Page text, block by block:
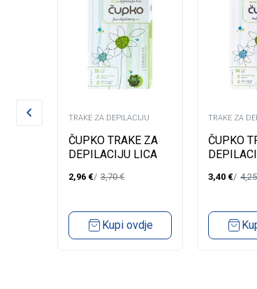
TRAKE ZA DEPILACIJU
ČUPKO TRAKE ZA
DEPILACIJU LICA
2,96 € 3,70€
Kupi ovdje
TRAKE ZA
ČUPKO
3,40 €